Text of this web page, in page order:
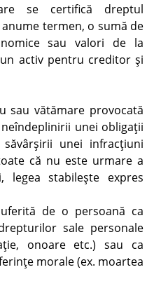
se certifică dreptul
termen, o sumă de
sau valori de la
activ pentru creditor şi
sau vătămare provocată
unei obligaţii
unei infracţiuni
că nu este urmare a
legea stabileşte expres
de o persoană ca
sale personale
onoare etc.) sau ca
morale (ex. moartea